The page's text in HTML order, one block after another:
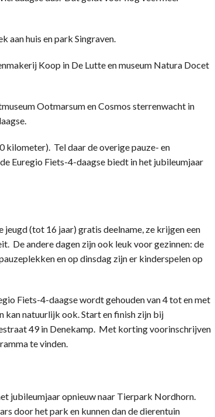
aan huis en park Singraven.
Koop in De Lutte en museum Natura Docet
Ootmarsum en Cosmos sterrenwacht in
kilometer). Tel daar de overige pauze- en
Euregio Fiets-4-daagse biedt in het jubileumjaar
(tot 16 jaar) gratis deelname, ze krijgen een
De andere dagen zijn ook leuk voor gezinnen: de
en op dinsdag zijn er kinderspelen op
Fiets-4-daagse wordt gehouden van 4 tot en met
kan natuurlijk ook. Start en finish zijn bij
49 in Denekamp. Met korting voorinschrijven
te vinden.
jubileumjaar opnieuw naar Tierpark Nordhorn.
door het park en kunnen dan de dierentuin